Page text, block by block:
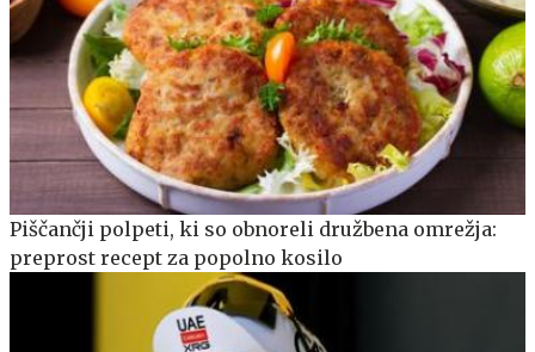
Piščančji polpeti, ki so obnoreli družbena omrežja:
preprost recept za popolno kosilo